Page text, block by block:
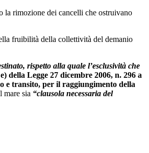
la rimozione dei cancelli che ostruivano
fruibilità della collettività del demanio
rispetto alla quale l’esclusività che
della Legge 27 dicembre 2006, n. 296 a
e transito, per il raggiungimento della
mare sia “clausola necessaria del